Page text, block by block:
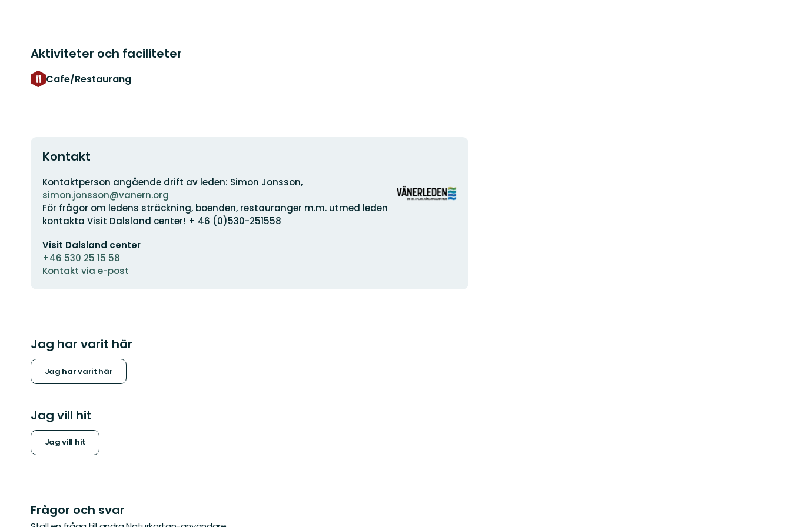
Aktiviteter och faciliteter
Cafe/Restaurang
Kontakt
Adress
Kontaktperson angående drift av leden: Simon Jonsson,
simon.jonsson@vanern.org
För frågor om ledens sträckning, boenden, restauranger m.m. utmed leden
kontakta Visit Dalsland center! + 46 (0)530-251558
postadress
Visit Dalsland center
+46 530 25 15 58
Kontakt via e-post
logotyp
Jag har varit här
Jag har varit här
Jag vill hit
Jag vill hit
Frågor och svar